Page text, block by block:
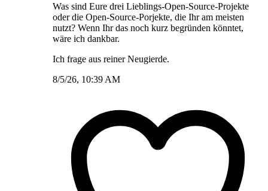
Was sind Eure drei Lieblings-Open-Source-Projekte
oder die Open-Source-Porjekte, die Ihr am meisten
nutzt? Wenn Ihr das noch kurz begründen könntet,
wäre ich dankbar.
Ich frage aus reiner Neugierde.
8/5/26, 10:39 AM